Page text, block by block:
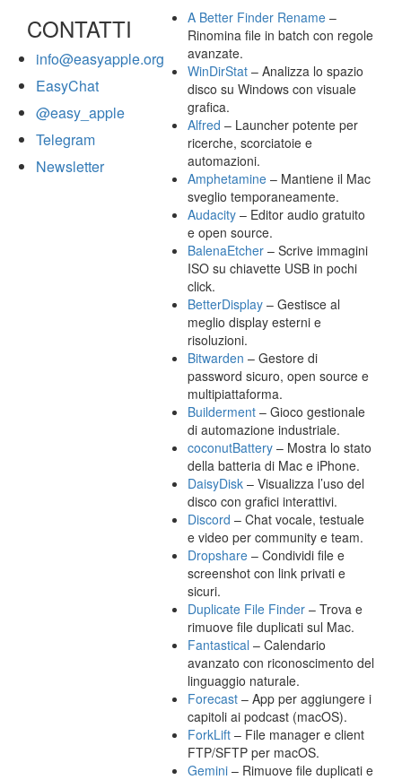
CONTATTI
info@easyapple.org
EasyChat
@easy_apple
Telegram
Newsletter
A Better Finder Rename –
Rinomina file in batch con regole
avanzate.
WinDirStat – Analizza lo spazio
disco su Windows con visuale
grafica.
Alfred – Launcher potente per
ricerche, scorciatoie e
automazioni.
Amphetamine – Mantiene il Mac
sveglio temporaneamente.
Audacity – Editor audio gratuito
e open source.
BalenaEtcher – Scrive immagini
ISO su chiavette USB in pochi
click.
BetterDisplay – Gestisce al
meglio display esterni e
risoluzioni.
Bitwarden – Gestore di
password sicuro, open source e
multipiattaforma.
Builderment – Gioco gestionale
di automazione industriale.
coconutBattery – Mostra lo stato
della batteria di Mac e iPhone.
DaisyDisk – Visualizza l’uso del
disco con grafici interattivi.
Discord – Chat vocale, testuale
e video per community e team.
Dropshare – Condividi file e
screenshot con link privati e
sicuri.
Duplicate File Finder – Trova e
rimuove file duplicati sul Mac.
Fantastical – Calendario
avanzato con riconoscimento del
linguaggio naturale.
Forecast – App per aggiungere i
capitoli ai podcast (macOS).
ForkLift – File manager e client
FTP/SFTP per macOS.
Gemini – Rimuove file duplicati e